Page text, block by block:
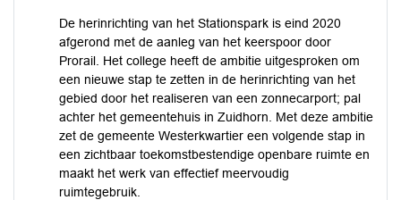
De herinrichting van het Stationspark is eind 2020
afgerond met de aanleg van het keerspoor door
Prorail. Het college heeft de ambitie uitgesproken om
een nieuwe stap te zetten in de herinrichting van het
gebied door het realiseren van een zonnecarport; pal
achter het gemeentehuis in Zuidhorn. Met deze ambitie
zet de gemeente Westerkwartier een volgende stap in
een zichtbaar toekomstbestendige openbare ruimte en
maakt het werk van effectief meervoudig
ruimtegebruik.